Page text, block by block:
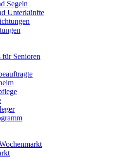
Segeln
Unterkünfte
für Senioren